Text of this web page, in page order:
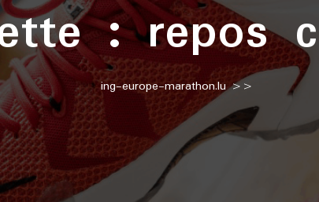
:repos
ing-europe-marathon.lu>>